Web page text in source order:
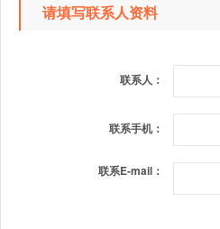
请填写联系人资料
联系人：
联系手机：
联系E-mail：